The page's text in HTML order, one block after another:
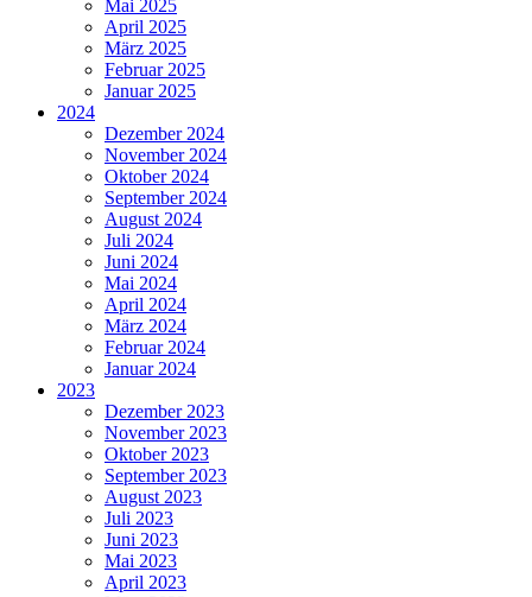
Mai 2025
April 2025
März 2025
Februar 2025
Januar 2025
2024
Dezember 2024
November 2024
Oktober 2024
September 2024
August 2024
Juli 2024
Juni 2024
Mai 2024
April 2024
März 2024
Februar 2024
Januar 2024
2023
Dezember 2023
November 2023
Oktober 2023
September 2023
August 2023
Juli 2023
Juni 2023
Mai 2023
April 2023